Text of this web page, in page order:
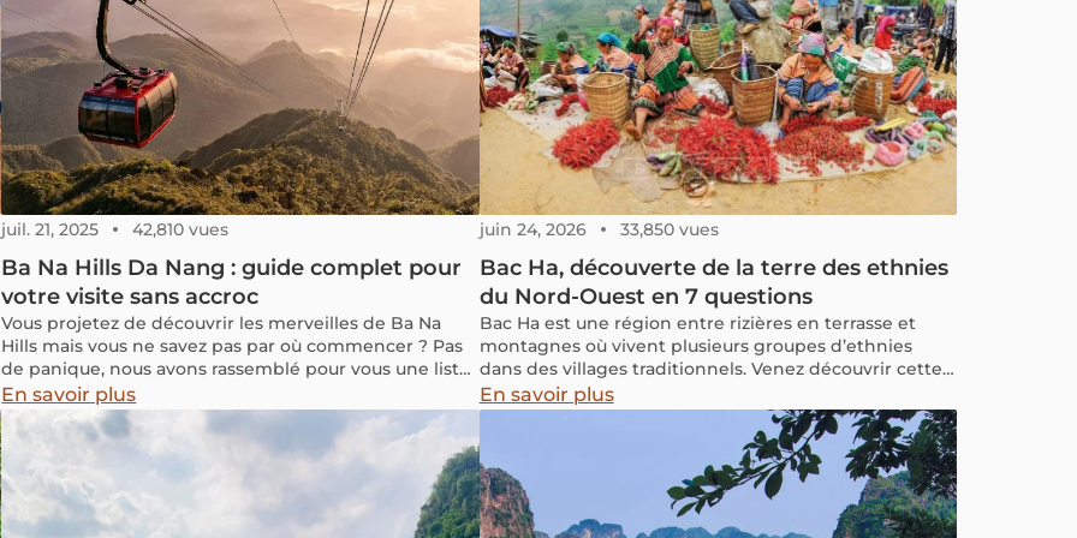
juil. 21, 2025 42,810 vues
Ba Na Hills Da Nang : guide complet pour
votre visite sans accroc
Vous projetez de découvrir les merveilles de Ba Na
Hills mais vous ne savez pas par où commencer ? Pas
de panique, nous avons rassemblé pour vous une liste
des incontournables à voir et à faire pour un séjour
inoubliable. Ne manquez pas nos précieux conseils
pour profiter pleinement de votre expérience à Ba Na
Hills. Suivez le guide !
En savoir plus
juin 24, 2026 33,850 vues
Bac Ha, découverte de la terre des ethnies
du Nord-Ouest en 7 questions
Bac Ha est une région entre rizières en terrasse et
montagnes où vivent plusieurs groupes d’ethnies
dans des villages traditionnels. Venez découvrir cette
région ou le temps s’est arrêté et ou l’authenticité est
au rendez-vous. Vous vous demandez quels sont les
sites à visiter à Bac Ha ? Quand partir à Bac Ha lors
d’un voyage au nord du Vietnam ? Consultez notre
article pour connaître les réponses à vos
interrogations.
En savoir plus